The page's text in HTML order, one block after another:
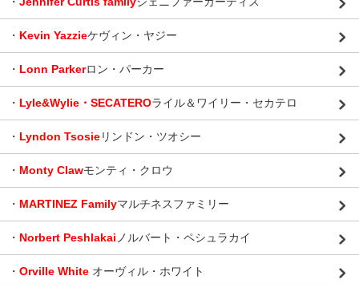
・ Kevin Yazzieケヴィン・ヤジー
・ Lonn Parkerロン・パーカー
・ Lyle&Wylie・SECATEROライル＆ワイリー・セカテロ
・ Lyndon Tsosieリンドン・ツオシー
・ Monty Clawモンティ・クロウ
・ MARTINEZ Familyマルチネスファミリー
・ Norbert Peshlakai ノルバート・ペシュラカイ
・ Orville White オーヴィル・ホワイト